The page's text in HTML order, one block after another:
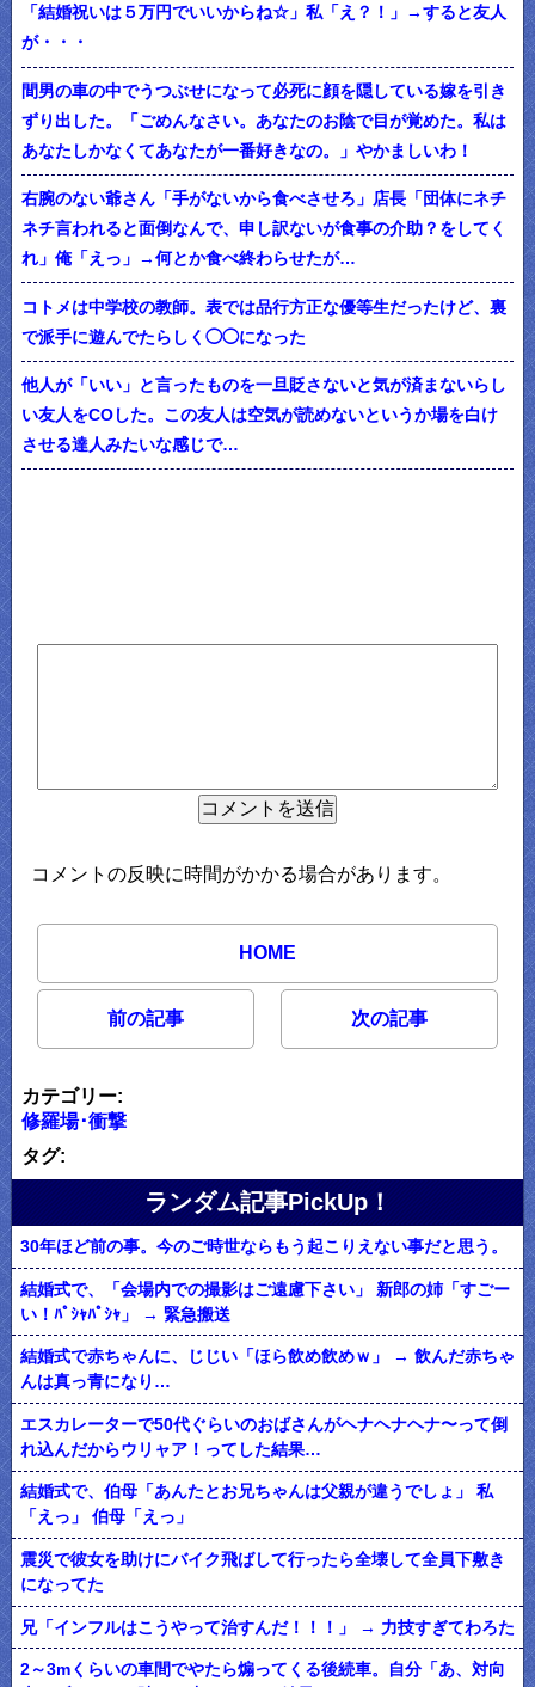
「結婚祝いは５万円でいいからね☆」私「え？！」→すると友人
が・・・
間男の車の中でうつぶせになって必死に顔を隠している嫁を引き
ずり出した。「ごめんなさい。あなたのお陰で目が覚めた。私は
あなたしかなくてあなたが一番好きなの。」やかましいわ！
右腕のない爺さん「手がないから食べさせろ」店長「団体にネチ
ネチ言われると面倒なんで、申し訳ないが食事の介助？をしてく
れ」俺「えっ」→何とか食べ終わらせたが…
コトメは中学校の教師。表では品行方正な優等生だったけど、裏
で派手に遊んでたらしく◯◯になった
他人が「いい」と言ったものを一旦貶さないと気が済まないらし
い友人をCOした。この友人は空気が読めないというか場を白け
させる達人みたいな感じで…
コメントの反映に時間がかかる場合があります。
HOME
前の記事 次の記事
カテゴリー:
修羅場･衝撃
タグ:
ランダム記事PickUp！
30年ほど前の事。今のご時世ならもう起こりえない事だと思う。
結婚式で、「会場内での撮影はご遠慮下さい」 新郎の姉「すごー
い！ﾊﾟｼｬﾊﾟｼｬ」 → 緊急搬送
結婚式で赤ちゃんに、じじい「ほら飲め飲めｗ」 → 飲んだ赤ちゃ
んは真っ青になり…
エスカレーターで50代ぐらいのおばさんがヘナヘナヘナ〜って倒
れ込んだからウリャア！ってした結果…
結婚式で、伯母「あんたとお兄ちゃんは父親が違うでしょ」 私
「えっ」 伯母「えっ」
震災で彼女を助けにバイク飛ばして行ったら全壊して全員下敷き
になってた
兄「インフルはこうやって治すんだ！！！」 → 力技すぎてわろた
2～3mくらいの車間でやたら煽ってくる後続車。自分「あ、対向